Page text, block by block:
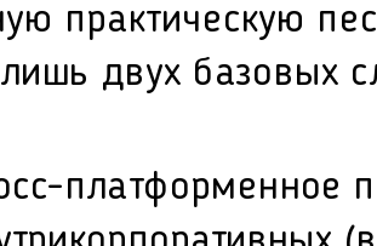
практическую
двух базовых
платформенное